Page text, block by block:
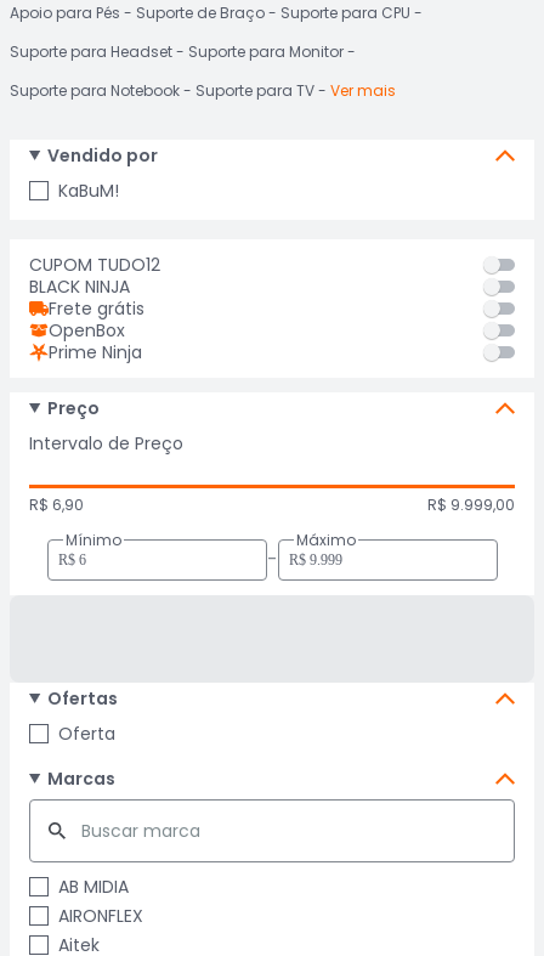
Apoio para Pés Suporte de Braço
Suporte para CPU
Suporte para Headset
Suporte para Monitor
Suporte para Notebook
Suporte para TV Ver mais
Vendido por
KaBuM!
CUPOM TUDO12
BLACK NINJA
Frete grátis
OpenBox
Prime Ninja
Preço
Intervalo de Preço
R$ 6,90
R$ 9.999,00
Mínimo
-
Máximo
Ofertas
Oferta
Marcas
AB MIDIA
AIRONFLEX
Aitek